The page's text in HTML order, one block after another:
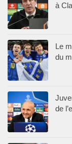
à
Le
du
de